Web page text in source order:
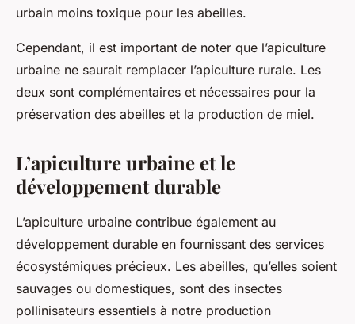
urbain moins toxique pour les abeilles.
Cependant, il est important de noter que l’apiculture
urbaine ne saurait remplacer l’apiculture rurale. Les
deux sont complémentaires et nécessaires pour la
préservation des abeilles et la production de miel.
L’apiculture urbaine et le
développement durable
L’apiculture urbaine contribue également au
développement durable en fournissant des services
écosystémiques précieux. Les abeilles, qu’elles soient
sauvages ou domestiques, sont des insectes
pollinisateurs essentiels à notre production